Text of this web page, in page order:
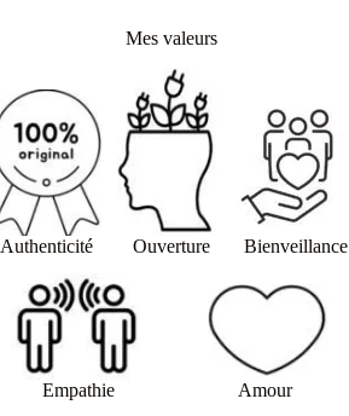
Mes valeurs
Authenticité Ouverture Bienveillance
Empathie Amour